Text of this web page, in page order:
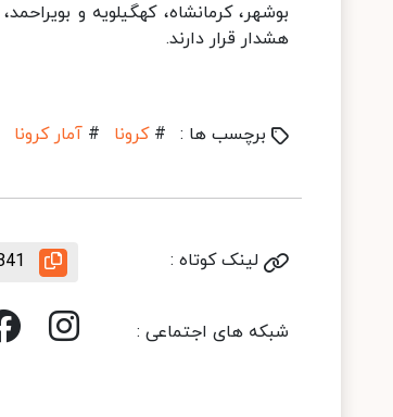
بوشهر، کرمانشاه، کهگیلویه و
هشدار قرار دارند.
برچسب ها : # کرونا # آمار کرونا
لینک کوتاه :
شبکه های اجتماعی :